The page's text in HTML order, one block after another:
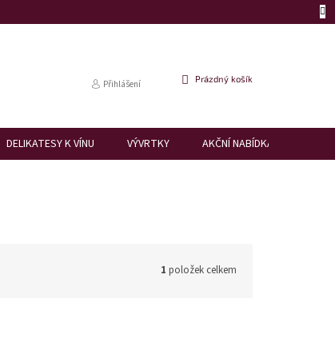
Přihlášení
NÁKUPNÍ
Prázdný košík
DELIKATESY K VÍNU VÝVRTKY AKČNÍ NABÍDKA
1 položek celkem